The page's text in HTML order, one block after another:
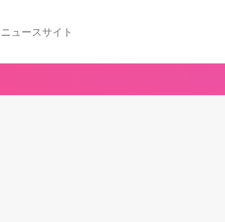
ュースサイト